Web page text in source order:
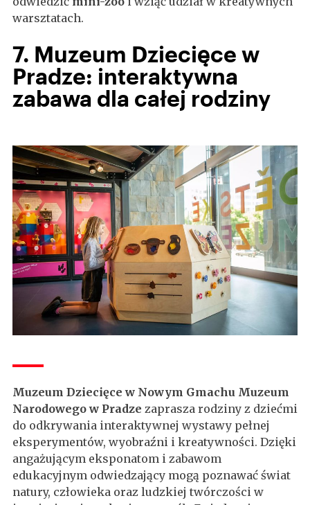
warsztatach.
7. Muzeum Dziecięce w
Pradze: interaktywna
zabawa dla całej rodziny
Muzeum Dziecięce w Nowym Gmachu Muzeum
Narodowego w Pradze zaprasza rodziny z dziećmi
do odkrywania interaktywnej wystawy pełnej
eksperymentów, wyobraźni i kreatywności. Dzięki
angażującym eksponatom i zabawom
edukacyjnym odwiedzający mogą poznawać świat
natury, człowieka oraz ludzkiej twórczości w